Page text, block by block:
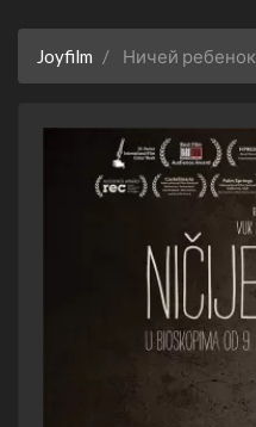
Joyfilm Ничей ребенок